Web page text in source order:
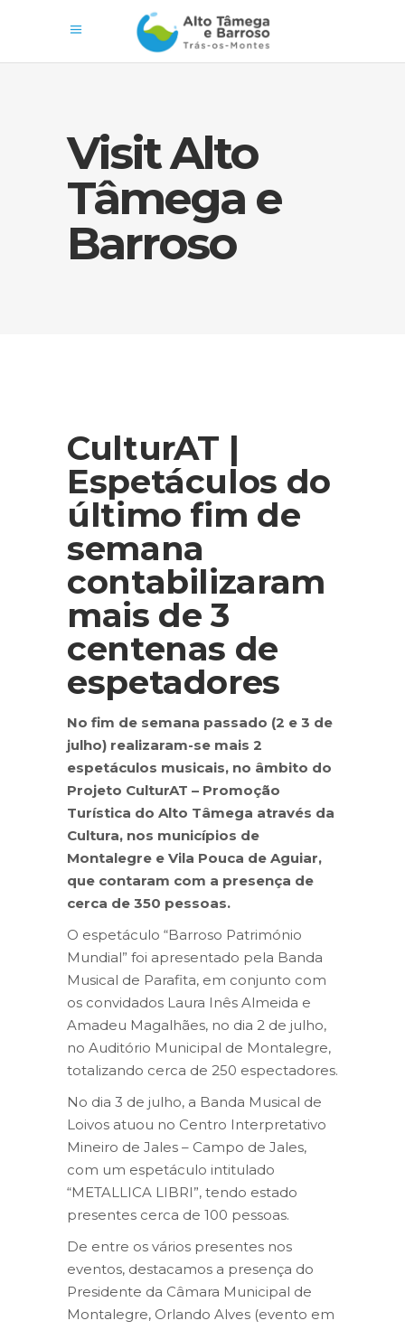
Visit Alto
Tâmega e
Barroso
CulturAT |
Espetáculos do
último fim de
semana
contabilizaram
mais de 3
centenas de
espetadores
No fim de semana passado (2 e 3 de
julho) realizaram-se mais 2
espetáculos musicais, no âmbito do
Projeto CulturAT – Promoção
Turística do Alto Tâmega através da
Cultura, nos municípios de
Montalegre e Vila Pouca de Aguiar,
que contaram com a presença de
cerca de 350 pessoas.
O espetáculo “Barroso Património
Mundial” foi apresentado pela Banda
Musical de Parafita, em conjunto com
os convidados Laura Inês Almeida e
Amadeu Magalhães, no dia 2 de julho,
no Auditório Municipal de Montalegre,
totalizando cerca de 250 espectadores.
No dia 3 de julho, a Banda Musical de
Loivos atuou no Centro Interpretativo
Mineiro de Jales – Campo de Jales,
com um espetáculo intitulado
“METALLICA LIBRI”, tendo estado
presentes cerca de 100 pessoas.
De entre os vários presentes nos
eventos, destacamos a presença do
Presidente da Câmara Municipal de
Montalegre, Orlando Alves (evento em